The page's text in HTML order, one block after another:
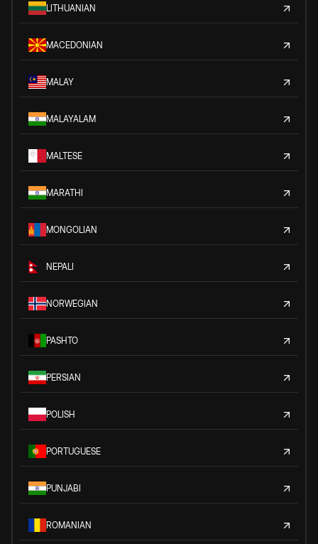
LITHUANIAN
MACEDONIAN
MALAY
MALAYALAM
MALTESE
MARATHI
MONGOLIAN
NEPALI
NORWEGIAN
PASHTO
PERSIAN
POLISH
PORTUGUESE
PUNJABI
ROMANIAN